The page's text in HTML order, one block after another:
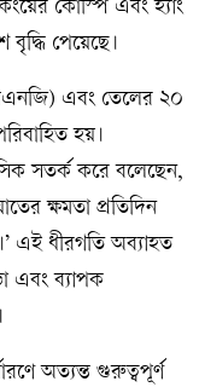
কোস্পি এবং হ্যাং
পেয়েছে।
এবং তেলের ২০
হয়।
সতর্ক করে বলেছেন,
ক্ষমতা প্রতিদিন
এই ধীরগতি অব্যাহত
এবং ব্যাপক
অত্যন্ত গুরুত্বপূর্ণ